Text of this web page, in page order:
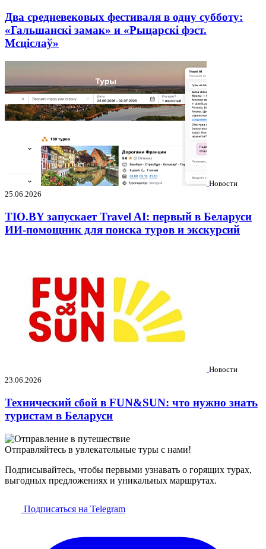
Два средневековых фестиваля в одну субботу:
«Гальшанскі замак» и «Рыцарскі фэст.
Мсціслаў»
Новости
25.06.2026
TIO.BY запускает Travel AI: первый в Беларуси
ИИ-помощник для поиска туров и экскурсий
Новости
23.06.2026
Технический сбой в FUN&SUN: что нужно знать
туристам в Беларуси
Отправляйтесь в увлекательные туры с нами!
Подписывайтесь, чтобы первыми узнавать о горящих турах,
выгодных предложениях и уникальных маршрутах.
Подписаться на Telegram